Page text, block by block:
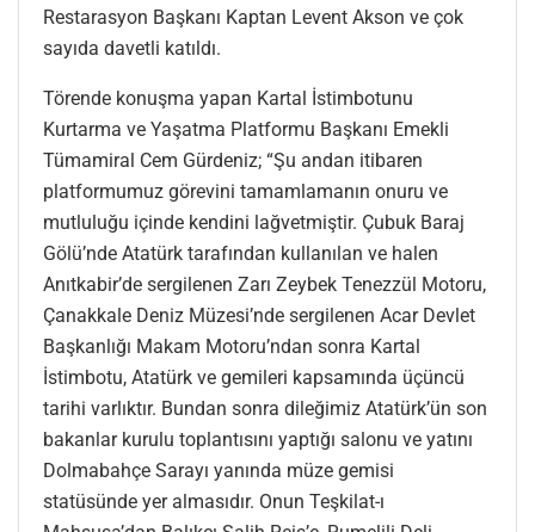
Restarasyon Başkanı Kaptan Levent Akson ve çok
sayıda davetli katıldı.
Törende konuşma yapan Kartal İstimbotunu
Kurtarma ve Yaşatma Platformu Başkanı Emekli
Tümamiral Cem Gürdeniz; “Şu andan itibaren
platformumuz görevini tamamlamanın onuru ve
mutluluğu içinde kendini lağvetmiştir. Çubuk Baraj
Gölü’nde Atatürk tarafından kullanılan ve halen
Anıtkabir’de sergilenen Zarı Zeybek Tenezzül Motoru,
Çanakkale Deniz Müzesi’nde sergilenen Acar Devlet
Başkanlığı Makam Motoru’ndan sonra Kartal
İstimbotu, Atatürk ve gemileri kapsamında üçüncü
tarihi varlıktır. Bundan sonra dileğimiz Atatürk’ün son
bakanlar kurulu toplantısını yaptığı salonu ve yatını
Dolmabahçe Sarayı yanında müze gemisi
statüsünde yer almasıdır. Onun Teşkilat-ı